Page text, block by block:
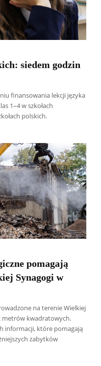
siedem godzin
finansowania lekcji języka
1–4 w szkołach
polskich.
pomagają
Synagogi w
na terenie Wielkiej
metrów kwadratowych.
informacji, które pomagają
zabytków
Borowik
Antoni Radczenko
Płokszto
Grzegorz Górny
SDB